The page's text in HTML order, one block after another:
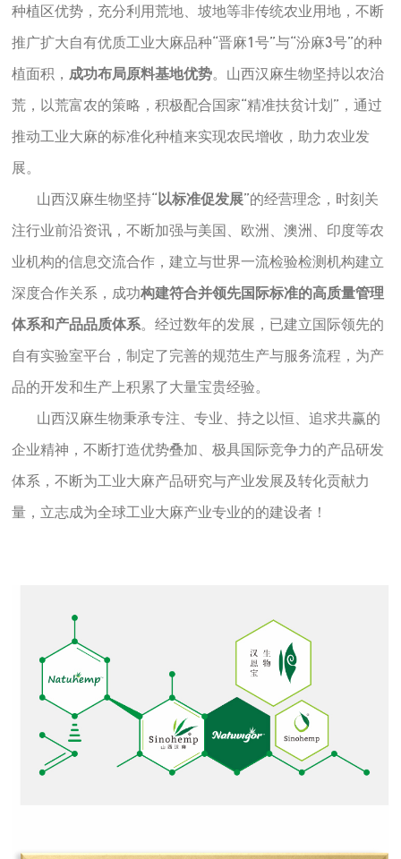
种植区优势，充分利用荒地、坡地等非传统农业用地，不断
推广扩大自有优质工业大麻品种“晋麻1号”与“汾麻3号”的种
植面积， 成功布局原料基地优势。山西汉麻生物坚持以农治
荒，以荒富农的策略，积极配合国家“精准扶贫计划”，通过
推动工业大麻的标准化种植来实现农民增收，助力农业发
展。
山西汉麻生物坚持“以标准促发展”的经营理念，时刻关
注行业前沿资讯，不断加强与美国、欧洲、澳洲、印度等农
业机构的信息交流合作，建立与世界一流检验检测机构建立
深度合作关系，成功构建符合并领先国际标准的高质量管理
体系和产品品质体系。经过数年的发展，已建立国际领先的
自有实验室平台，制定了完善的规范生产与服务流程，为产
品的开发和生产上积累了大量宝贵经验。
山西汉麻生物秉承专注、专业、持之以恒、追求共赢的
企业精神，不断打造优势叠加、极具国际竞争力的产品研发
体系，不断为工业大麻产品研究与产业发展及转化贡献力
量，立志成为全球工业大麻产业专业的的建设者！